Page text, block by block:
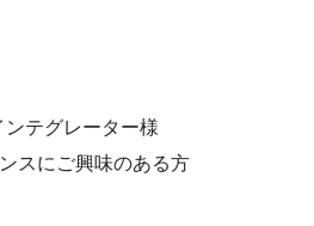
テグレーター様
スにご興味のある方